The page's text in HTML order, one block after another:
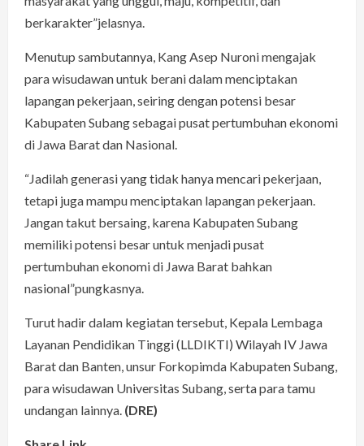
berkarakter”jelasnya.
Menutup sambutannya, Kang Asep Nuroni mengajak
para wisudawan untuk berani dalam menciptakan
lapangan pekerjaan, seiring dengan potensi besar
Kabupaten Subang sebagai pusat pertumbuhan ekonomi
di Jawa Barat dan Nasional.
“Jadilah generasi yang tidak hanya mencari pekerjaan,
tetapi juga mampu menciptakan lapangan pekerjaan.
Jangan takut bersaing, karena Kabupaten Subang
memiliki potensi besar untuk menjadi pusat
pertumbuhan ekonomi di Jawa Barat bahkan
nasional”pungkasnya.
Turut hadir dalam kegiatan tersebut, Kepala Lembaga
Layanan Pendidikan Tinggi (LLDIKTI) Wilayah IV Jawa
Barat dan Banten, unsur Forkopimda Kabupaten Subang,
para wisudawan Universitas Subang, serta para tamu
undangan lainnya. (DRE)